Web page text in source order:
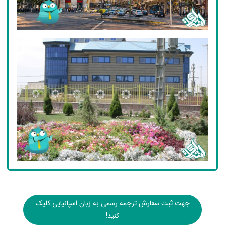
جهت ثبت سفارش ترجمه رسمی به زبان اسپانیایی کلیک
کنید!